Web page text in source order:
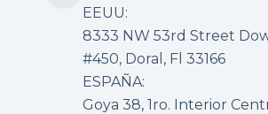
EEUU:
8333 NW 53rd Street
#450, Doral, Fl 33166
ESPAÑA:
Goya 38, 1ro. Interior